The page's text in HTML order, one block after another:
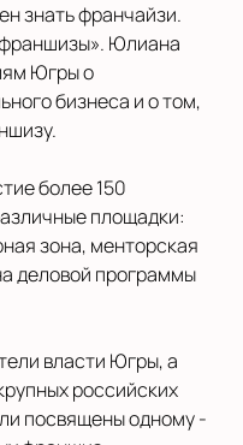
знать франчайзи.
Юлиана
Югры о
бизнеса и о том,
более 150
площадки:
зона, менторская
деловой программы
власти Югры, а
российских
посвящены одному -